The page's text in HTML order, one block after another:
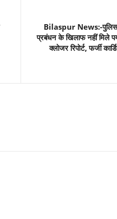
Bilaspur News:-पुलिस
प्रबंधन के खिलाफ नहीं मिले
क्लोजर रिपोर्ट, फर्जी